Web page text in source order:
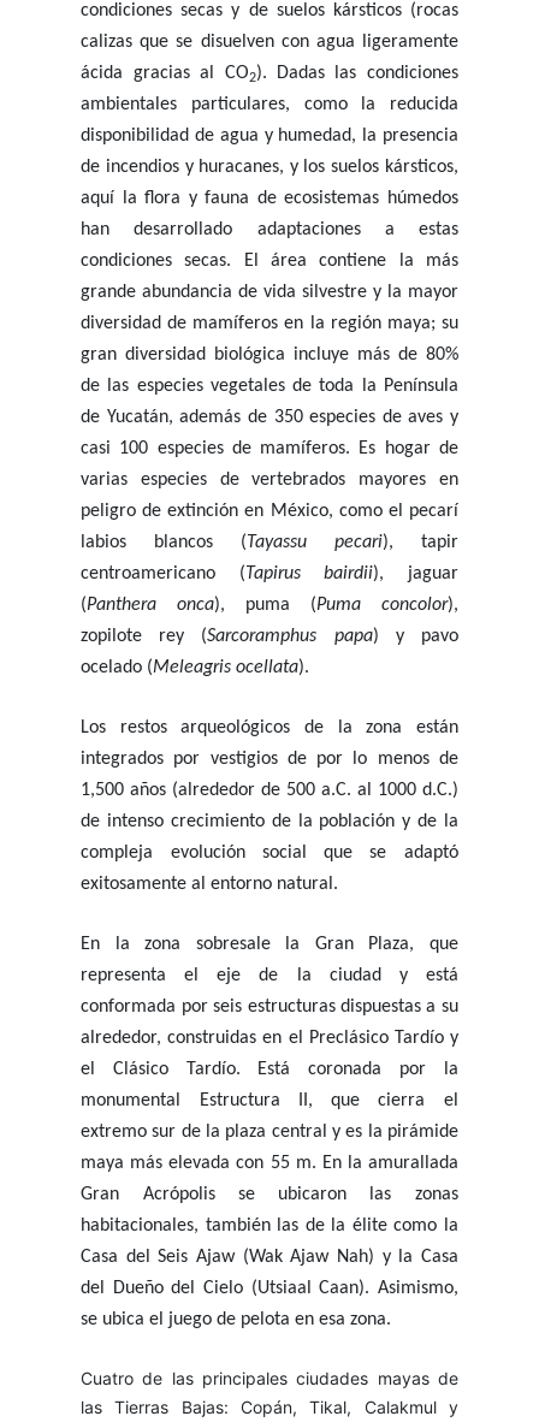
condiciones secas y de suelos kársticos (rocas
calizas que se disuelven con agua ligeramente
ácida gracias al CO2). Dadas las condiciones
ambientales particulares, como la reducida
disponibilidad de agua y humedad, la presencia
de incendios y huracanes, y los suelos kársticos,
aquí la flora y fauna de ecosistemas húmedos
han desarrollado adaptaciones a estas
condiciones secas. El área contiene la más
grande abundancia de vida silvestre y la mayor
diversidad de mamíferos en la región maya; su
gran diversidad biológica incluye más de 80%
de las especies vegetales de toda la Península
de Yucatán, además de 350 especies de aves y
casi 100 especies de mamíferos. Es hogar de
varias especies de vertebrados mayores en
peligro de extinción en México, como el pecarí
labios blancos (Tayassu pecari), tapir
centroamericano (Tapirus bairdii), jaguar
(Panthera onca), puma (Puma concolor),
zopilote rey (Sarcoramphus papa) y pavo
ocelado (Meleagris ocellata).
Los restos arqueológicos de la zona están
integrados por vestigios de por lo menos de
1,500 años (alrededor de 500 a.C. al 1000 d.C.)
de intenso crecimiento de la población y de la
compleja evolución social que se adaptó
exitosamente al entorno natural.
En la zona sobresale la Gran Plaza, que
representa el eje de la ciudad y está
conformada por seis estructuras dispuestas a su
alrededor, construidas en el Preclásico Tardío y
el Clásico Tardío. Está coronada por la
monumental Estructura II, que cierra el
extremo sur de la plaza central y es la pirámide
maya más elevada con 55 m. En la amurallada
Gran Acrópolis se ubicaron las zonas
habitacionales, también las de la élite como la
Casa del Seis Ajaw (Wak Ajaw Nah) y la Casa
del Dueño del Cielo (Utsiaal Caan). Asimismo,
se ubica el juego de pelota en esa zona.
Cuatro de las principales ciudades mayas de
las Tierras Bajas: Copán, Tikal, Calakmul y